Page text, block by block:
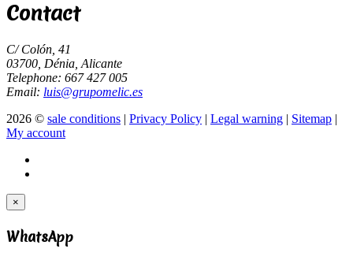
Contact
C/ Colón, 41
03700, Dénia, Alicante
Telephone: 667 427 005
Email: luis@grupomelic.es
2026 © sale conditions | Privacy Policy | Legal warning | Sitemap |
My account
×
WhatsApp